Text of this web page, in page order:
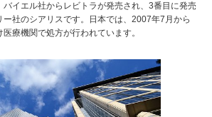
バイエル社からレビトラが発売され、3番目に発売
ー社のシアリスです。日本では、2007年7月から
療機関で処方が行われています。